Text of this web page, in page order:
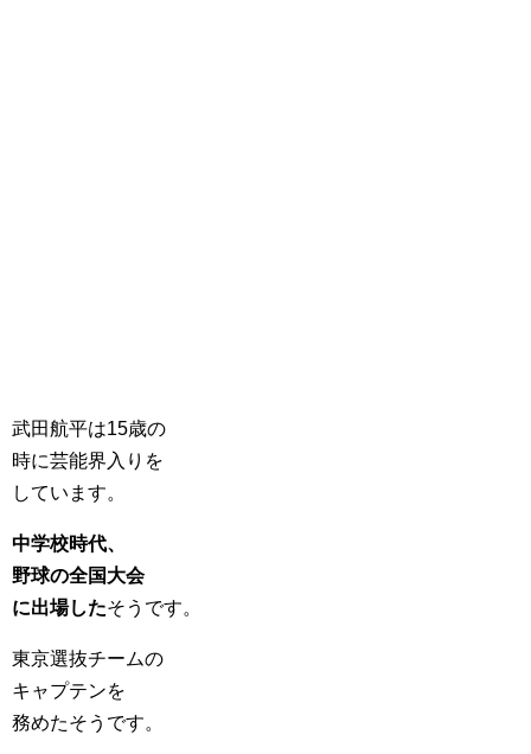
武田航平は15歳の
時に芸能界入りを
しています。
中学校時代、
野球の全国大会
に出場したそうです。
東京選抜チームの
キャプテンを
務めたそうです。